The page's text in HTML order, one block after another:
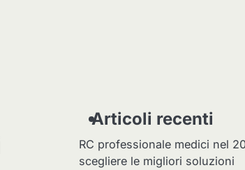
Articoli recenti
RC professionale medici nel
scegliere le migliori soluzioni